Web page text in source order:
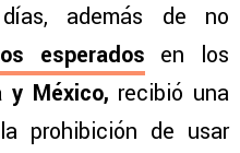
además de no
esperados en los
y México, recibió una
prohibición de usar